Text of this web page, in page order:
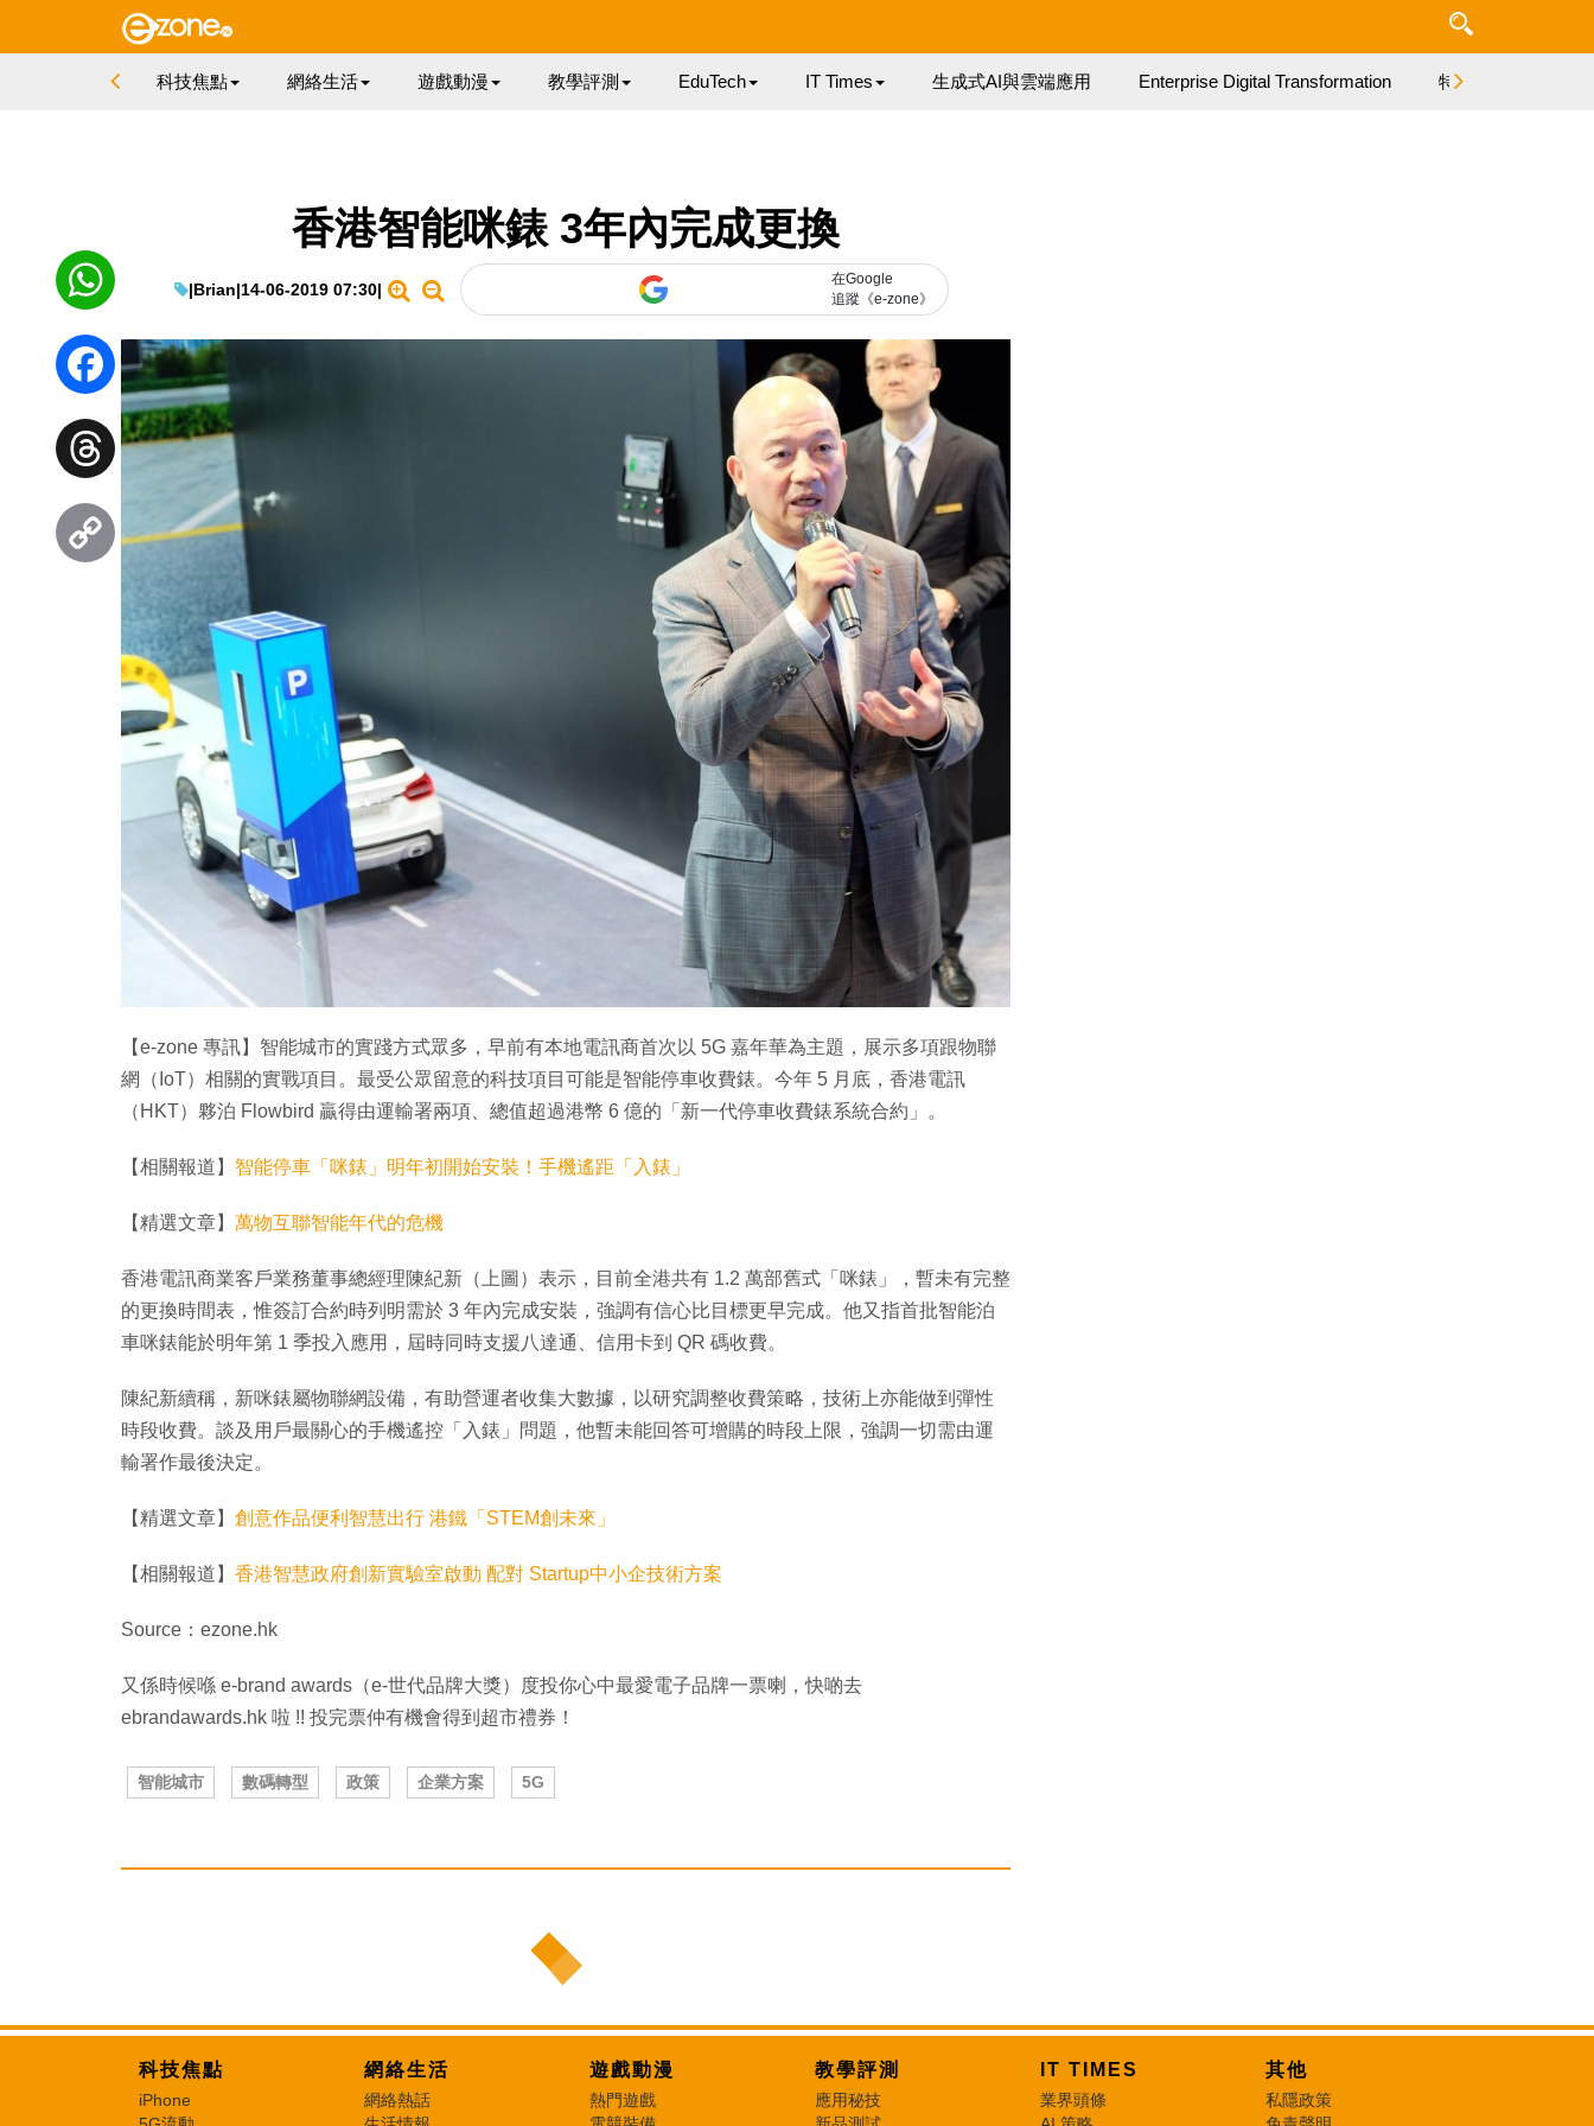
科技焦點 網絡生活 遊戲動漫 教學評測 EduTech IT Times 生成式AI與雲端應用 Enterprise Digital Transformation 特集
香港智能咪錶 3年內完成更換
|Brian|14-06-2019 07:30|
在Google
追蹤《e-zone》
【e-zone 專訊】智能城市的實踐方式眾多，早前有本地電訊商首次以 5G 嘉年華為主題，展示多項跟物聯
網（IoT）相關的實戰項目。最受公眾留意的科技項目可能是智能停車收費錶。今年 5 月底，香港電訊
（HKT）夥泊 Flowbird 贏得由運輸署兩項、總值超過港幣 6 億的「新一代停車收費錶系統合約」。
【相關報道】 智能停車「咪錶」明年初開始安裝！手機遙距「入錶」
【精選文章】 萬物互聯智能年代的危機
香港電訊商業客戶業務董事總經理陳紀新（上圖）表示，目前全港共有 1.2 萬部舊式「咪錶」，暫未有完整
的更換時間表，惟簽訂合約時列明需於 3 年內完成安裝，強調有信心比目標更早完成。他又指首批智能泊
車咪錶能於明年第 1 季投入應用，屆時同時支援八達通、信用卡到 QR 碼收費。
陳紀新續稱，新咪錶屬物聯網設備，有助營運者收集大數據，以研究調整收費策略，技術上亦能做到彈性
時段收費。談及用戶最關心的手機遙控「入錶」問題，他暫未能回答可增購的時段上限，強調一切需由運
輸署作最後決定。
【精選文章】 創意作品便利智慧出行 港鐵「STEM創未來」
【相關報道】 香港智慧政府創新實驗室啟動 配對 Startup中小企技術方案
Source：ezone.hk
又係時候喺 e-brand awards（e-世代品牌大獎）度投你心中最愛電子品牌一票喇，快啲去
ebrandawards.hk 啦 !! 投完票仲有機會得到超市禮券！
智能城市 數碼轉型 政策 企業方案 5G
WhatsApp
Facebook
Threads
科技焦點
iPhone
網絡生活
網絡熱話
遊戲動漫
熱門遊戲
教學評測
應用秘技
IT TIMES
業界頭條
其他
私隱政策